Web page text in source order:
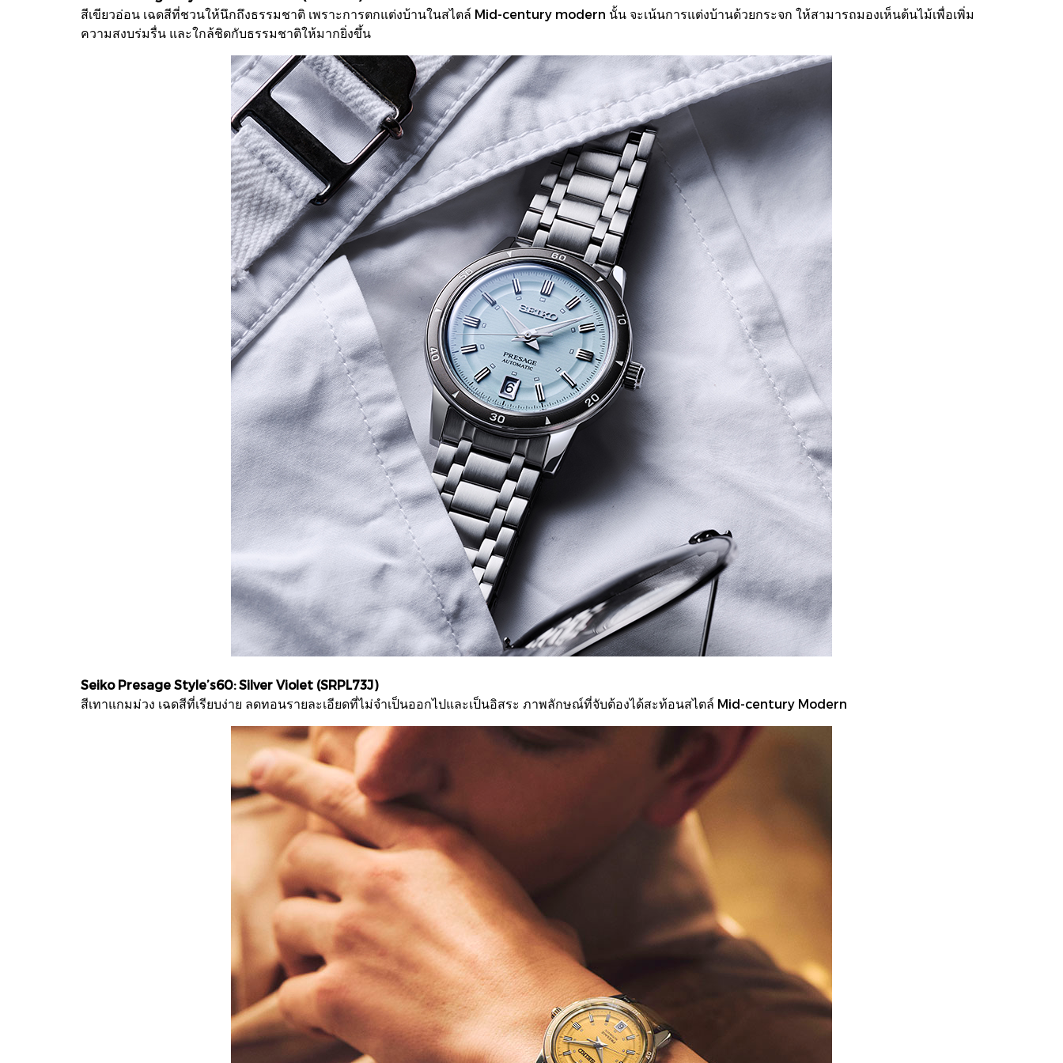
สีเขียวอ่อน เฉดสีที่ชวนให้นึกถึงธรรมชาติ เพราะการตกแต่งบ้านในสไตล์ Mid-century modern นั้น จะเน้นการแต่งบ้านด้วยกระจก ให้สามารถมองเห็นต้นไม้เพื่อเพิ่ม
ความสงบร่มรื่น และใกล้ชิดกับธรรมชาติให้มากยิ่งขึ้น
Seiko Presage Style’s60: Silver Violet (SRPL73J)
สีเทาแกมม่วง เฉดสีที่เรียบง่าย ลดทอนรายละเอียดที่ไม่จำเป็นออกไปและเป็นอิสระ ภาพลักษณ์ที่จับต้องได้สะท้อนสไตล์ Mid-century Modern